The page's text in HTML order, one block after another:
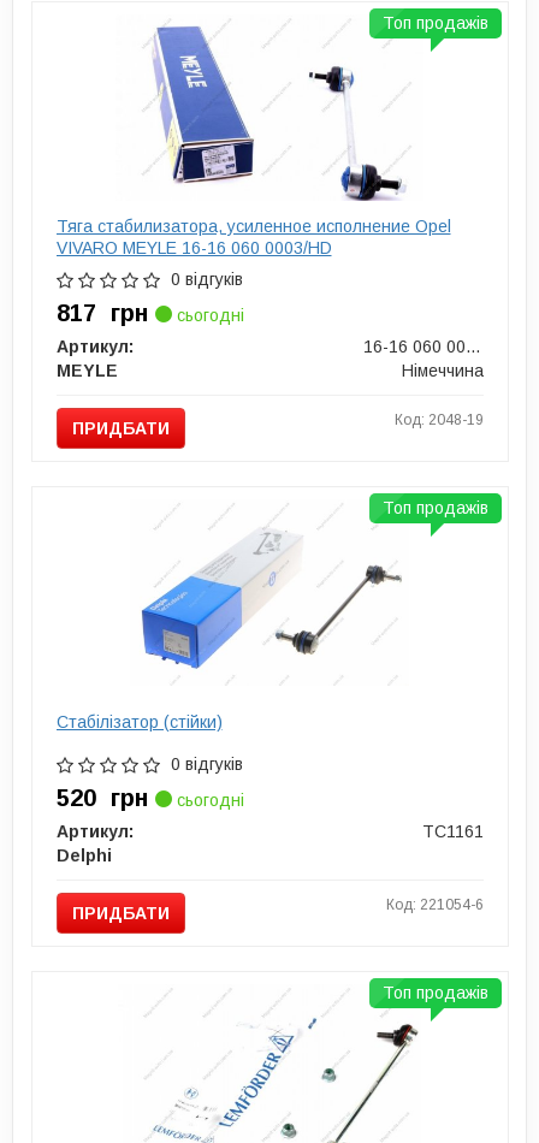
Тяга стабилизатора, усиленное исполнение Opel
VIVARO MEYLE 16-16 060 0003/HD
0 відгуків
817 грн
сьогодні
Артикул:
16-16 060 0003/HD
MEYLE
Німеччина
ПРИДБАТИ Код: 2048-19
Топ продажів
Стабілізатор (стійки)
0 відгуків
520 грн
сьогодні
Артикул:
TC1161
Delphi
ПРИДБАТИ Код: 221054-6
Топ продажів
Топ продажів